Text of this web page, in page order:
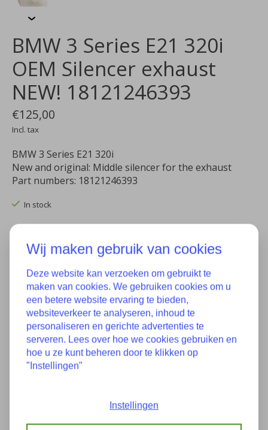
BMW 3 Series E21 320i
OEM Silencer exhaust
NEW! 18121246393
€125,00
Incl. tax
BMW 3 Series E21 320i
New and original: Middle silencer for the exhaust
Part numbers: 18121246393
In stock
Quantity:
Add to cart
Add to wish list
Buy now
Add to comparison
Wij maken gebruik van cookies
Deze website kan verzoeken om gebruikt te
maken van cookies. We gebruiken cookies om u
een betere website ervaring te bieden,
websiteverkeer te analyseren, inhoud te
personaliseren en gerichte advertenties te
serveren. Lees over hoe we cookies gebruiken en
hoe u ze kunt beheren door te klikken op
"Instellingen"
Instellingen